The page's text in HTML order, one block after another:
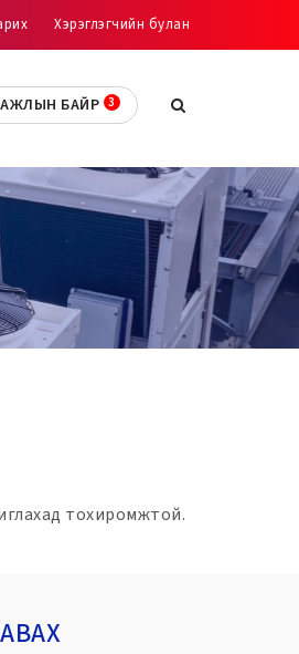
Хэрэглэгчийн булан
АЖЛЫН БАЙР
тохиромжтой.